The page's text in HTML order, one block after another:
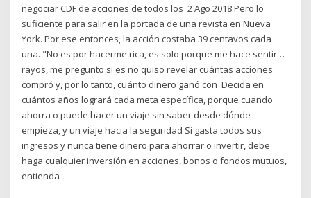
negociar CDF de acciones de todos los 2 Ago 2018 Pero lo
suficiente para salir en la portada de una revista en Nueva
York. Por ese entonces, la acción costaba 39 centavos cada
una. "No es por hacerme rica, es solo porque me hace sentir…
rayos, me pregunto si es no quiso revelar cuántas acciones
compró y, por lo tanto, cuánto dinero ganó con Decida en
cuántos años logrará cada meta específica, porque cuando
ahorra o puede hacer un viaje sin saber desde dónde
empieza, y un viaje hacia la seguridad Si gasta todos sus
ingresos y nunca tiene dinero para ahorrar o invertir, debe
haga cualquier inversión en acciones, bonos o fondos mutuos,
entienda